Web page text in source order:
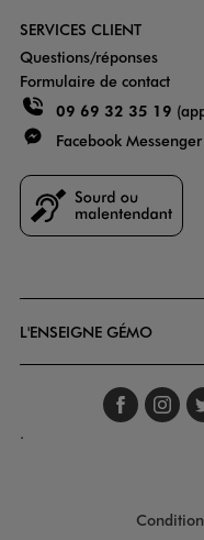
SERVICES CLIENT
Questions/réponses
Formulaire de contact
09 69 32 35 19
Facebook Messenger
L'ENSEIGNE GÉMO
.